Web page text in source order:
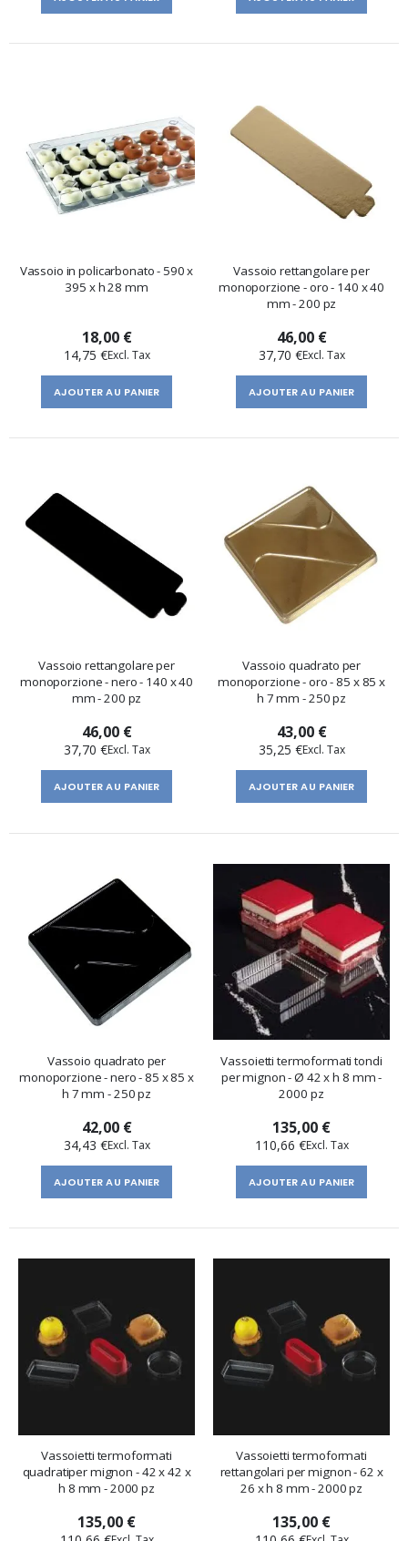
Vassoio in policarbonato - 590 x
395 x h 28 mm
18,00 €
14,75 €
AJOUTER AU PANIER
Vassoio rettangolare per
monoporzione - oro - 140 x 40
mm - 200 pz
46,00 €
37,70 €
AJOUTER AU PANIER
Vassoio rettangolare per
monoporzione - nero - 140 x 40
mm - 200 pz
46,00 €
37,70 €
AJOUTER AU PANIER
Vassoio quadrato per
monoporzione - oro - 85 x 85 x
h 7 mm - 250 pz
43,00 €
35,25 €
AJOUTER AU PANIER
Vassoio quadrato per
monoporzione - nero - 85 x 85 x
h 7 mm - 250 pz
42,00 €
34,43 €
AJOUTER AU PANIER
Vassoietti termoformati tondi
per mignon - Ø 42 x h 8 mm -
2000 pz
135,00 €
110,66 €
AJOUTER AU PANIER
Vassoietti termoformati
quadratiper mignon - 42 x 42 x
h 8 mm - 2000 pz
135,00 €
Vassoietti termoformati
rettangolari per mignon - 62 x
26 x h 8 mm - 2000 pz
135,00 €